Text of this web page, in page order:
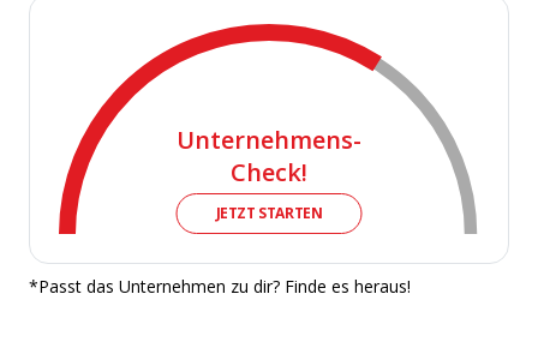
Unternehmens-
Check!
JETZT STARTEN
*Passt das Unternehmen zu dir? Finde es heraus!